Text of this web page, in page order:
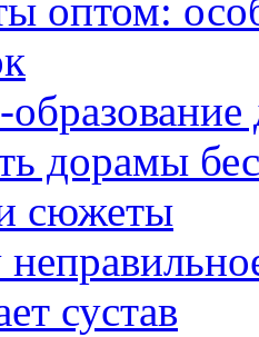
оптом:
дорамы
сюжеты
сустав